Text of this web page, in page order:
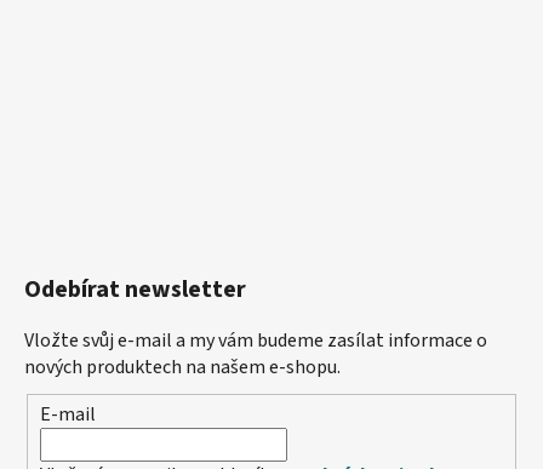
Odebírat newsletter
Vložte svůj e-mail a my vám budeme zasílat informace o
nových produktech na našem e-shopu.
E-mail